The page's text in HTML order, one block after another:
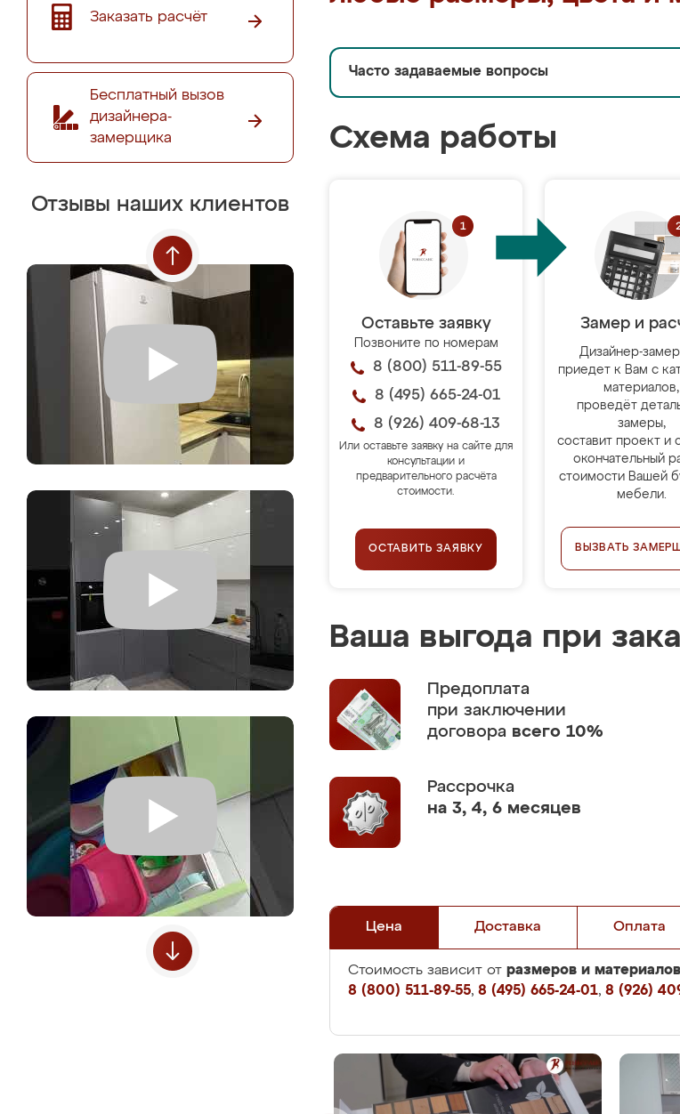
Заказать расчёт
Бесплатный вызов
дизайнера-
замерщика
Отзывы наших клиентов
Часто задаваемые вопросы
Схема работы
Оставьте заявку
Позвоните по номерам
8 (800) 511-89-55
8 (495) 665-24-01
8 (926) 409-68-13
Или оставьте заявку на сайте для
консультации и
предварительного расчёта
стоимости.
ОСТАВИТЬ ЗАЯВКУ
Замер и
Дизайнер-
приедет к Вам с
материалов,
проведёт
замеры,
составит проект и
окончательный
стоимости Вашей
мебели.
ВЫЗВАТЬ
Ваша выгода при
Предоплата
при заключении
договора всего 10%
Рассрочка
на 3, 4, 6 месяцев
Цена Доставка Оплата
Стоимость зависит от размеров и материалов
8 (800) 511-89-55, 8 (495) 665-24-01, 8 (926)